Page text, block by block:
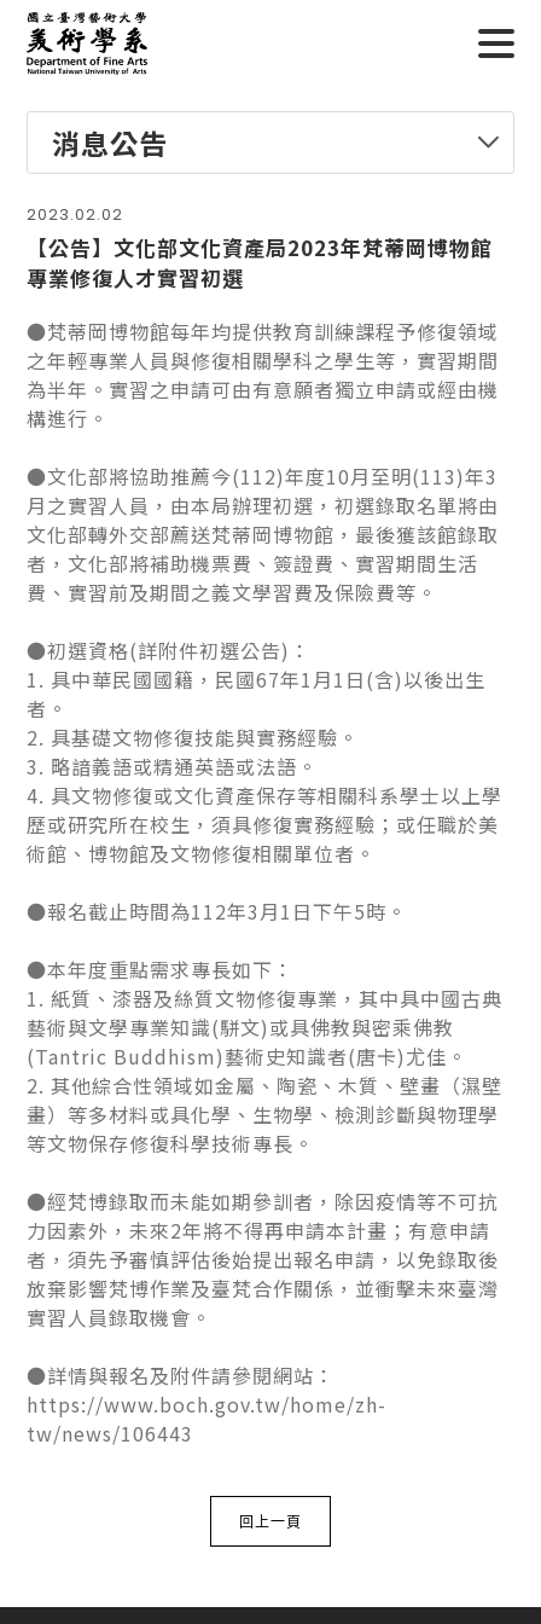
消息公告
2023.02.02
【公告】文化部文化資產局2023年梵蒂岡博物館
專業修復人才實習初選
●梵蒂岡博物館每年均提供教育訓練課程予修復領域
之年輕專業人員與修復相關學科之學生等，實習期間
為半年。實習之申請可由有意願者獨立申請或經由機
構進行。
●文化部將協助推薦今(112)年度10月至明(113)年3
月之實習人員，由本局辦理初選，初選錄取名單將由
文化部轉外交部薦送梵蒂岡博物館，最後獲該館錄取
者，文化部將補助機票費、簽證費、實習期間生活
費、實習前及期間之義文學習費及保險費等。
●初選資格(詳附件初選公告)：
1. 具中華民國國籍，民國67年1月1日(含)以後出生
者。
2. 具基礎文物修復技能與實務經驗。
3. 略諳義語或精通英語或法語。
4. 具文物修復或文化資產保存等相關科系學士以上學
歷或研究所在校生，須具修復實務經驗；或任職於美
術館、博物館及文物修復相關單位者。
●報名截止時間為112年3月1日下午5時。
●本年度重點需求專長如下：
1. 紙質、漆器及絲質文物修復專業，其中具中國古典
藝術與文學專業知識(駢文)或具佛教與密乘佛教
(Tantric Buddhism)藝術史知識者(唐卡)尤佳。
2. 其他綜合性領域如金屬、陶瓷、木質、壁畫（濕壁
畫）等多材料或具化學、生物學、檢測診斷與物理學
等文物保存修復科學技術專長。
●經梵博錄取而未能如期參訓者，除因疫情等不可抗
力因素外，未來2年將不得再申請本計畫；有意申請
者，須先予審慎評估後始提出報名申請，以免錄取後
放棄影響梵博作業及臺梵合作關係，並衝擊未來臺灣
實習人員錄取機會。
●詳情與報名及附件請參閱網站：
https://www.boch.gov.tw/home/zh-
tw/news/106443
回上一頁